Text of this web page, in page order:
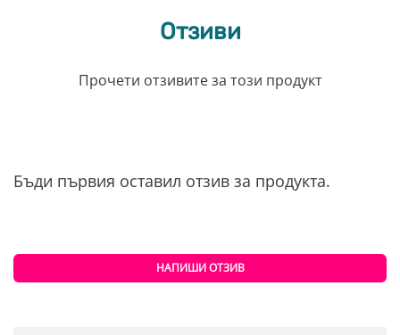
Отзиви
Прочети отзивите за този продукт
Бъди първия оставил отзив за продукта.
НАПИШИ ОТЗИВ